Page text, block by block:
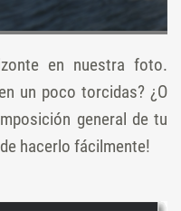
en nuestra foto.
un poco torcidas? ¿O
general de tu
hacerlo fácilmente!